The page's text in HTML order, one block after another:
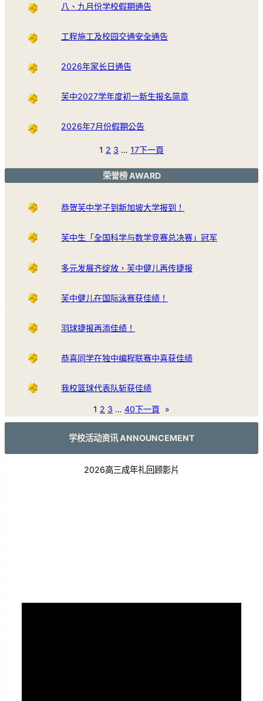
八、九月份学校假期通告
工程施工及校园交通安全通告
2026年家长日通告
芙中2027学年度初一新生报名简章
2026年7月份假期公告
1 2 3 … 17下一頁
荣誉榜 AWARD
恭贺芙中学子到新加坡大学报到！
芙中生「全国科学与数学竞赛总决赛」冠军
多元发展齐绽放，芙中健儿再传捷报
芙中健儿在国际泳赛获佳绩！
羽球捷报再添佳绩！
恭喜同学在独中编程联赛中喜获佳绩
我校篮球代表队斩获佳绩
1 2 3 … 40下一頁 »
学校活动资讯 ANNOUNCEMENT
2026高三成年礼回顾影片